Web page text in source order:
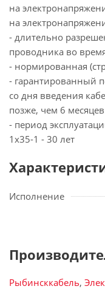
на
на
- длительно
проводника во
- нормированная
- гарантированный
со дня введения
позже, чем 6
- период
1х35-1 - 30 лет
Исполнение
Рыбинсккабель,